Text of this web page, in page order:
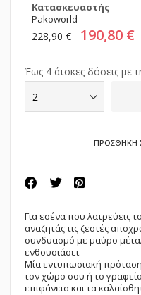
Κατασκευαστής
Pakoworld
228,90 € 190,80 €
Έως 4 άτοκες δόσεις με
ΠΡΟΣΘΗΚΗ
Για εσένα που λατρεύεις
αναζητάς τις ζεστές
συνδυασμό με μαύρο
ενθουσιάσει.
Μία εντυπωσιακή
τον χώρο σου ή το
επιφάνεια και τα